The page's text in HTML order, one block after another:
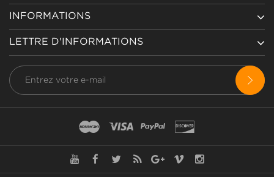
INFORMATIONS
LETTRE D'INFORMATIONS